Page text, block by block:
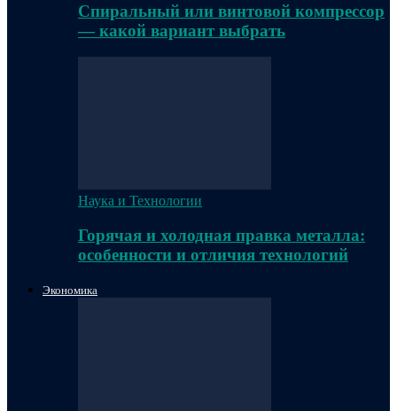
Спиральный или винтовой компрессор
— какой вариант выбрать
Наука и Технологии
Горячая и холодная правка металла:
особенности и отличия технологий
Экономика